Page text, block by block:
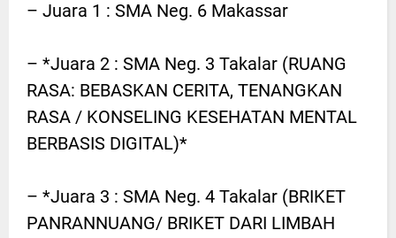
– Juara 1 : SMA Neg. 6 Makassar
– *Juara 2 : SMA Neg. 3 Takalar (RUANG
RASA: BEBASKAN CERITA, TENANGKAN
RASA / KONSELING KESEHATAN MENTAL
BERBASIS DIGITAL)*
– *Juara 3 : SMA Neg. 4 Takalar (BRIKET
PANRANNUANG/ BRIKET DARI LIMBAH